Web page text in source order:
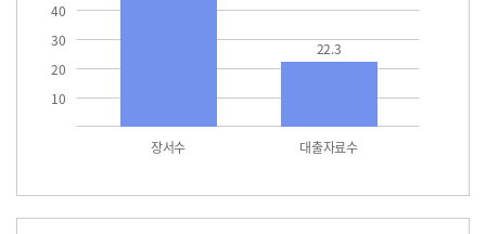
10
20
30
40
장서수 대출자료수
22.3